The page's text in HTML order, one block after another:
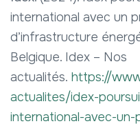
international avec un
d’infrastructure
Belgique. Idex – Nos
actualités. https://
actualites/idex-
international-avec-